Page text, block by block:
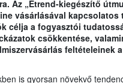
Az „Étrend-kiegészítő
vásárlásával kapcsolatos
célja a fogyasztói
csökkentése,
feltételeinek a
is gyorsan növekvő